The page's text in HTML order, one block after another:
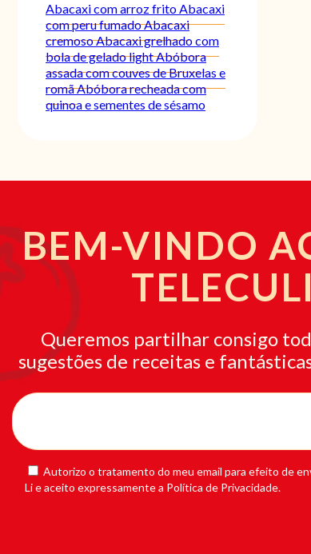
Abacaxi com arroz fritoAbacaxi
com peru fumadoAbacaxi
cremosoAbacaxi grelhado com
bola de gelado lightAbóbora
assada com couves de Bruxelas e
romãAbóbora recheada com
quinoa e sementes de sésamo
BEM-VINDO
Queremos partilhar consigo
sugestões de receitas e
Autorizo o tratamento do meu email para efeito de
Li e aceito expressamente a Política de Privacidade.